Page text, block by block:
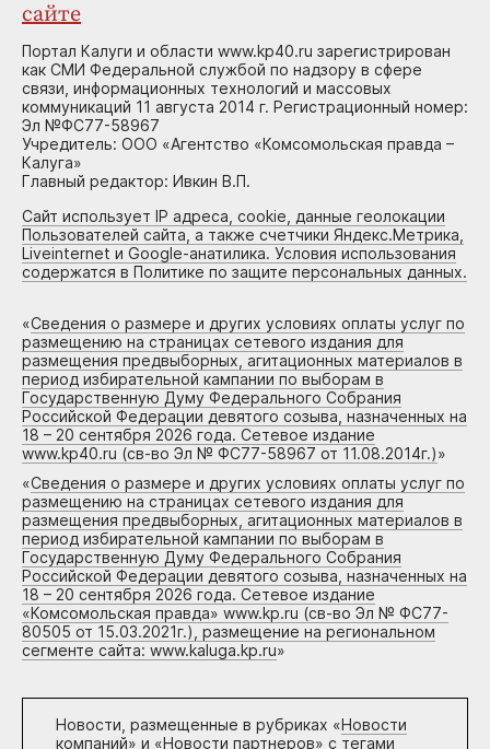
сайте
Портал Калуги и области www.kp40.ru зарегистрирован
как СМИ Федеральной службой по надзору в сфере
связи, информационных технологий и массовых
коммуникаций 11 августа 2014 г. Регистрационный номер:
Эл №ФС77-58967
Учредитель: ООО «Агентство «Комсомольская правда –
Калуга»
Главный редактор: Ивкин В.П.
Сайт использует IP адреса, cookie, данные геолокации
Пользователей сайта, а также счетчики Яндекс.Метрика,
Liveinternet и Google-анатилика. Условия использования
содержатся в Политике по защите персональных данных.
«Сведения о размере и других условиях оплаты услуг по
размещению на страницах сетевого издания для
размещения предвыборных, агитационных материалов в
период избирательной кампании по выборам в
Государственную Думу Федерального Собрания
Российской Федерации девятого созыва, назначенных на
18 – 20 сентября 2026 года. Сетевое издание
www.kp40.ru (св-во Эл № ФС77-58967 от 11.08.2014г.)»
«Сведения о размере и других условиях оплаты услуг по
размещению на страницах сетевого издания для
размещения предвыборных, агитационных материалов в
период избирательной кампании по выборам в
Государственную Думу Федерального Собрания
Российской Федерации девятого созыва, назначенных на
18 – 20 сентября 2026 года. Сетевое издание
«Комсомольская правда» www.kp.ru (св-во Эл № ФС77-
80505 от 15.03.2021г.), размещение на региональном
сегменте сайта: www.kaluga.kp.ru»
Новости, размещенные в рубриках «Новости
компаний» и «Новости партнеров» с тегами